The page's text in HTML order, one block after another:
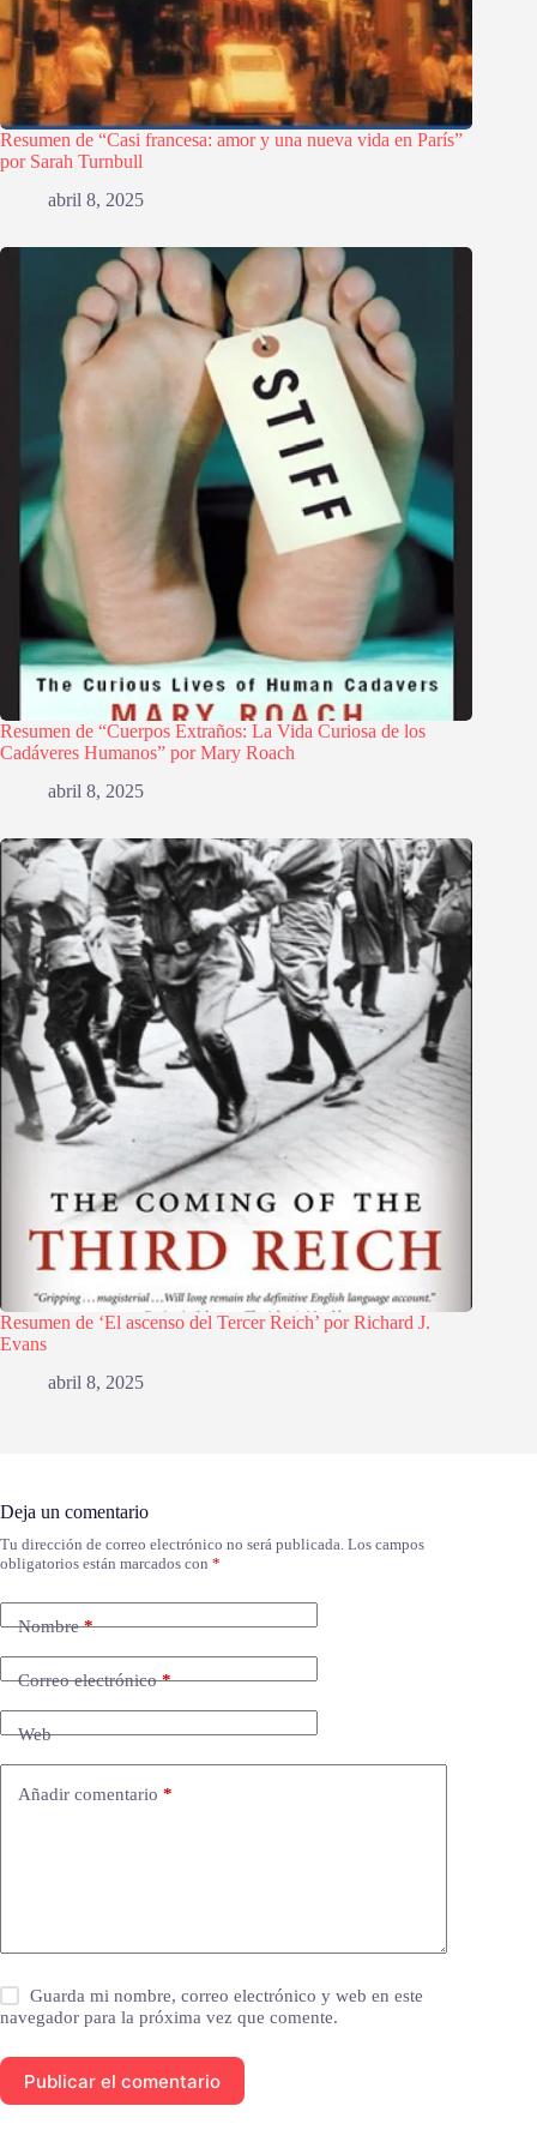
Resumen de “Casi francesa: amor y una nueva vida en París”
por Sarah Turnbull
abril 8, 2025
Resumen de “Cuerpos Extraños: La Vida Curiosa de los
Cadáveres Humanos” por Mary Roach
abril 8, 2025
Resumen de ‘El ascenso del Tercer Reich’ por Richard J.
Evans
abril 8, 2025
Deja un comentario
Tu dirección de correo electrónico no será publicada. Los campos
obligatorios están marcados con *
Nombre*
Correo electrónico*
Web
Añadir comentario *
Guarda mi nombre, correo electrónico y web en este
navegador para la próxima vez que comente.
Publicar el comentario